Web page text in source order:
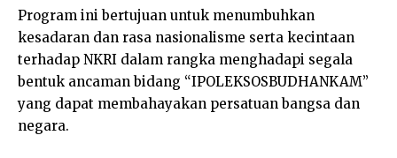
Program ini bertujuan untuk menumbuhkan
kesadaran dan rasa nasionalisme serta kecintaan
terhadap NKRI dalam rangka menghadapi segala
bentuk ancaman bidang “IPOLEKSOSBUDHANKAM”
yang dapat membahayakan persatuan bangsa dan
negara.